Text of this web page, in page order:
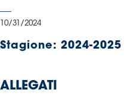
del
Calcio
partner
10/31/2024
Stagione: 2024-2025
ALLEGATI